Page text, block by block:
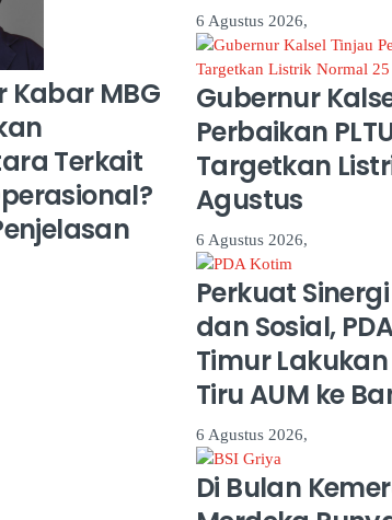
Kabar MBG
Terkait
6 Agustus 2026,
Gubernur
Perbaikan
Targetkan
Agustus
6 Agustus 2026,
Perkuat
dan Sosial,
Timur
Tiru AUM ke
6 Agustus 2026,
Di Bulan